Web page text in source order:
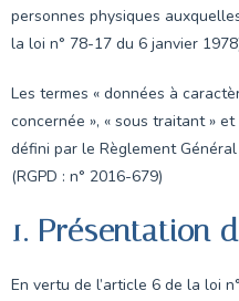
personnes physiques
la loi n° 78-17 du 6 janvier
Les termes « données à
concernée », « sous traitant »
défini par le Règlement
(RGPD : n° 2016-679)
1. Présentation
En vertu de l’article 6 de la loi